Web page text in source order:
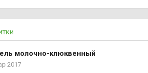
молочно-клюквенный
2017